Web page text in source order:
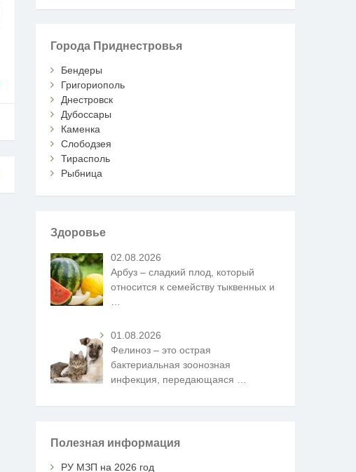
Города Приднестровья
Бендеры
Григориополь
Днестровск
Дубоссары
Каменка
Слободзея
Тирасполь
Рыбница
Здоровье
02.08.2026
Арбуз – сладкий плод, который
относится к семейству тыквенных и
01.08.2026
Фелиноз – это острая
бактериальная зоонозная
инфекция, передающаяся
Полезная информация
РУ МЗП на 2026 год